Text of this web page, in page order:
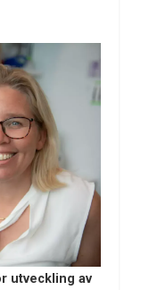
utveckling av